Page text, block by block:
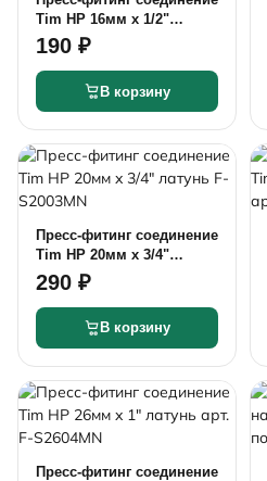
Tim НР 16мм x 1/2"
латунь арт. F-S1602MN
190 ₽
В корзину
Пресс-фитинг соединение
Tim НР 20мм x 3/4"
латунь F-S2003MN
290 ₽
В корзину
Пресс-фитинг соединение